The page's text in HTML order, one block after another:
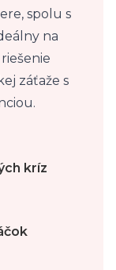
spolu s
na
záťaže s
kríz